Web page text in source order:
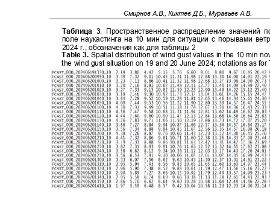
Смирнов А.В., Киктев Д.Б., Муравьев А.В.
Таблица 3. Пространственное распределение
поле наукастинга на 10 мин для ситуации с порывами
2024 г.; обозначения как для таблицы 2
Table 3. Spatial distribution of wind gust values in the 10 min
the wind gust situation on 19 and 20 June 2024; notations as